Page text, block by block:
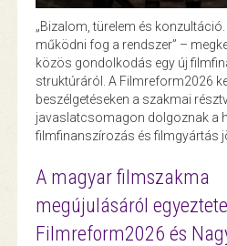
„Bizalom, türelem és konzultáció.
működni fog a rendszer” –
közös gondolkodás egy új
struktúráról. A Filmreform2026
beszélgetéseken a szakmai
javaslatcsomagon dolgoznak a
filmfinanszírozás és filmgyártás
A magyar filmszakma
megújulásáról
Filmreform2026 és